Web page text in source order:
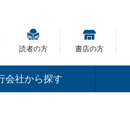
読者の方 書店の方
会社から探す